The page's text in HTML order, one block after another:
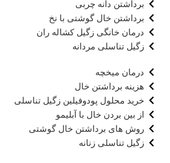
برداشتن دانه چربی
برداشتن خال گوشتی با نخ
درمان خانگی زگیل کشاله ران
زگیل تناسلی مردانه
درمان میخچه
هزینه برداشتن خال
خرید محلول پودوفیلین زگیل تناسلی
از بین بردن خال با آبلیمو
روش های برداشتن خال گوشتی
زگیل تناسلی زنانه